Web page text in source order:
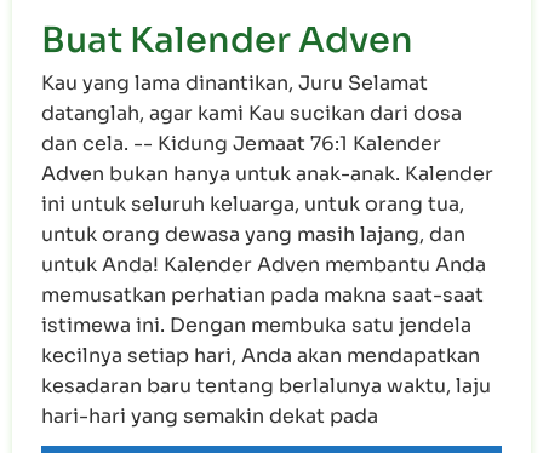
Buat Kalender Adven
Kau yang lama dinantikan, Juru Selamat
datanglah, agar kami Kau sucikan dari dosa
dan cela. -- Kidung Jemaat 76:1 Kalender
Adven bukan hanya untuk anak-anak. Kalender
ini untuk seluruh keluarga, untuk orang tua,
untuk orang dewasa yang masih lajang, dan
untuk Anda! Kalender Adven membantu Anda
memusatkan perhatian pada makna saat-saat
istimewa ini. Dengan membuka satu jendela
kecilnya setiap hari, Anda akan mendapatkan
kesadaran baru tentang berlalunya waktu, laju
hari-hari yang semakin dekat pada